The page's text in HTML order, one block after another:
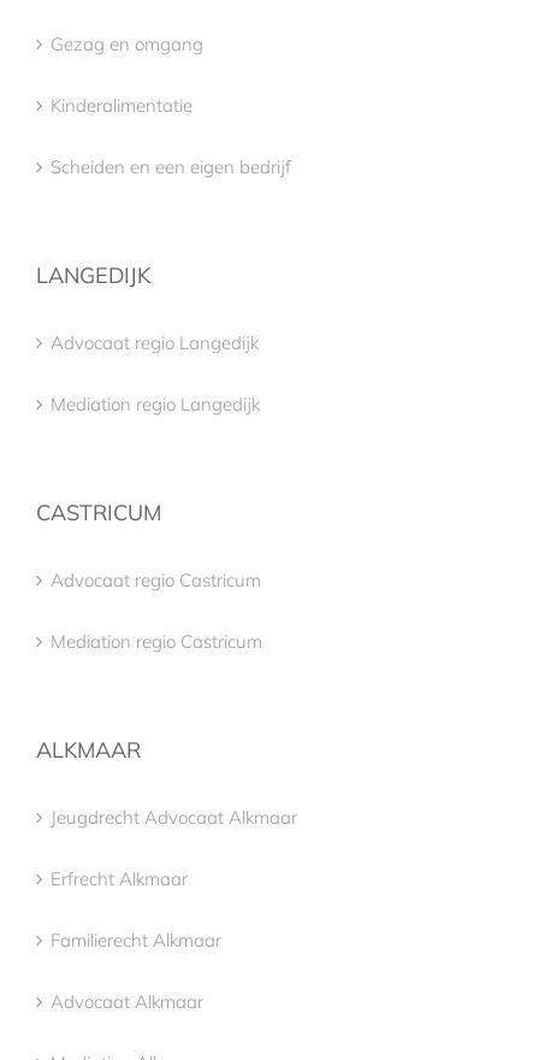
Gezag en omgang
Kinderalimentatie
Scheiden en een eigen bedrijf
LANGEDIJK
Advocaat regio Langedijk
Mediation regio Langedijk
CASTRICUM
Advocaat regio Castricum
Mediation regio Castricum
ALKMAAR
Jeugdrecht Advocaat Alkmaar
Erfrecht Alkmaar
Familierecht Alkmaar
Advocaat Alkmaar